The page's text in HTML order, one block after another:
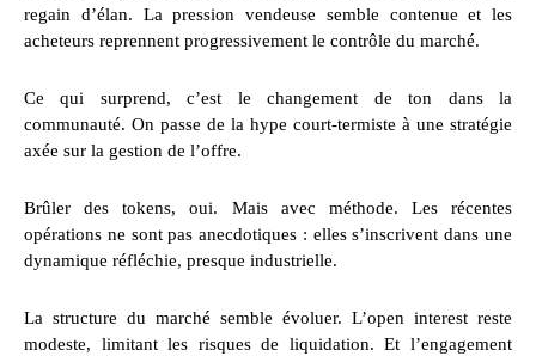
regain d’élan. La pression vendeuse semble contenue et les
acheteurs reprennent progressivement le contrôle du marché.
Ce qui surprend, c’est le changement de ton dans la
communauté. On passe de la hype court-termiste à une stratégie
axée sur la gestion de l’offre.
Brûler des tokens, oui. Mais avec méthode. Les récentes
opérations ne sont pas anecdotiques : elles s’inscrivent dans une
dynamique réfléchie, presque industrielle.
La structure du marché semble évoluer. L’open interest reste
modeste, limitant les risques de liquidation. Et l’engagement